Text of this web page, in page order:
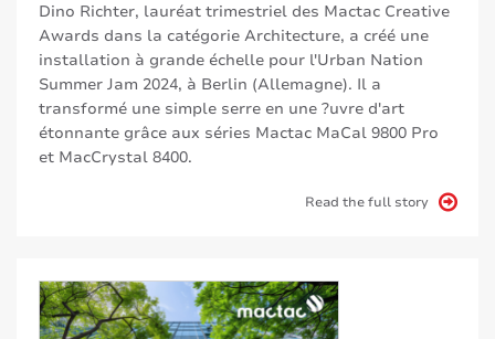
Dino Richter, lauréat trimestriel des Mactac Creative
Awards dans la catégorie Architecture, a créé une
installation à grande échelle pour l'Urban Nation
Summer Jam 2024, à Berlin (Allemagne). Il a
transformé une simple serre en une ?uvre d'art
étonnante grâce aux séries Mactac MaCal 9800 Pro
et MacCrystal 8400.
Read the full story